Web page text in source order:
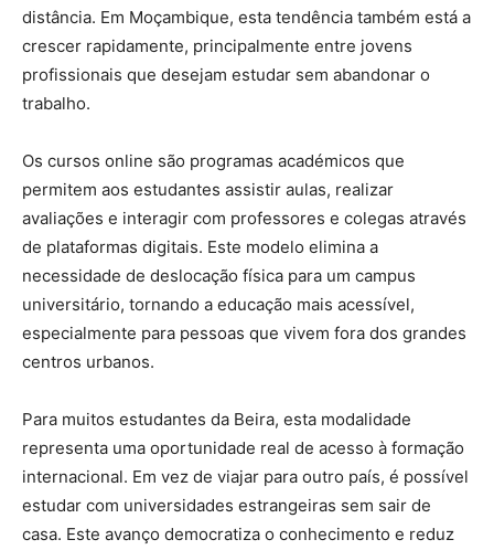
distância. Em Moçambique, esta tendência também está a
crescer rapidamente, principalmente entre jovens
profissionais que desejam estudar sem abandonar o
trabalho.
Os cursos online são programas académicos que
permitem aos estudantes assistir aulas, realizar
avaliações e interagir com professores e colegas através
de plataformas digitais. Este modelo elimina a
necessidade de deslocação física para um campus
universitário, tornando a educação mais acessível,
especialmente para pessoas que vivem fora dos grandes
centros urbanos.
Para muitos estudantes da Beira, esta modalidade
representa uma oportunidade real de acesso à formação
internacional. Em vez de viajar para outro país, é possível
estudar com universidades estrangeiras sem sair de
casa. Este avanço democratiza o conhecimento e reduz